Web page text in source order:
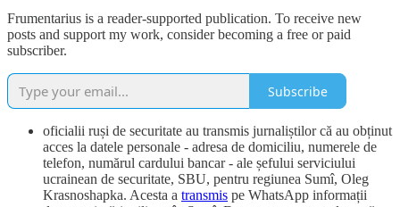
Frumentarius is a reader-supported publication. To receive new
posts and support my work, consider becoming a free or paid
subscriber.
Subscribe
oficialii ruși de securitate au transmis jurnaliștilor că au obținut
acces la datele personale - adresa de domiciliu, numerele de
telefon, numărul cardului bancar - ale șefului serviciului
ucrainean de securitate, SBU, pentru regiunea Sumî, Oleg
Krasnoshapka. Acesta a transmis pe WhatsApp informații